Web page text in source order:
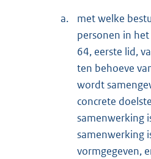
a.
met welke
personen in
64, eerste lid,
ten behoeve
wordt
concrete
samenwerking
samenwerking
vormgegeven,